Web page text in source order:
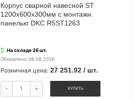
Корпус сварной навесной ST
1200х600х300мм с монтажн.
панелью DKC R5ST1263
На складе 26 шт.
Обновлено 08.08.2026
Розничная цена: 27 251.92 / шт.
- + КУПИТЬ